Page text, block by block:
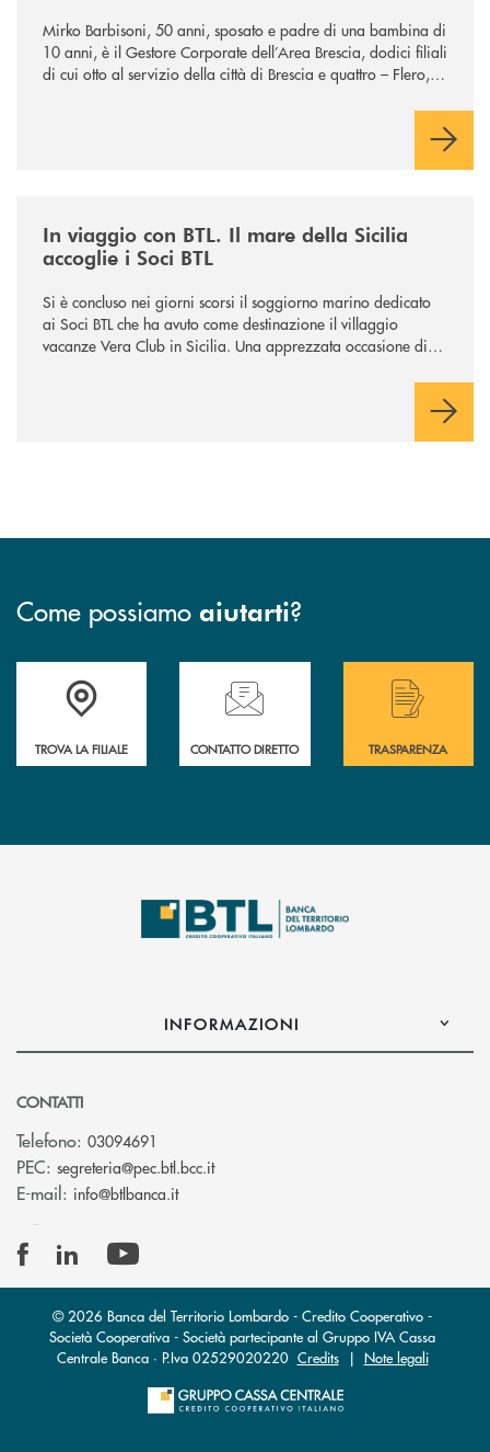
Mirko Barbisoni, 50 anni, sposato e padre di una bambina di
10 anni, è il Gestore Corporate dell’Area Brescia, dodici filiali
di cui otto al servizio della città di Brescia e quattro – Flero,
In viaggio con BTL. Il mare della Sicilia
accoglie i Soci BTL
Si è concluso nei giorni scorsi il soggiorno marino dedicato
ai Soci BTL che ha avuto come destinazione il villaggio
vacanze Vera Club in Sicilia. Una apprezzata occasione di
Come possiamo aiutarti?
Accedi all' elenco completo delle filiali .
TROVA LA FILIALE
Hai bisogno di assistenza immediata?
CONTATTO DIRETTO
Hai bisogno di
TRASPARENZA
INFORMAZIONI
CONTATTI
Telefono: 03094691
PEC: segreteria@pec.btl.bcc.it(si apre l’app di posta elettronica)
E-mail: info@btlbanca.it(si apre l’app di posta elettronica)
© 2026 Banca del Territorio Lombardo - Credito Cooperativo -
Società Cooperativa - Società partecipante al Gruppo IVA Cassa
Centrale Banca · P.Iva 02529020220 Credits| Note legali